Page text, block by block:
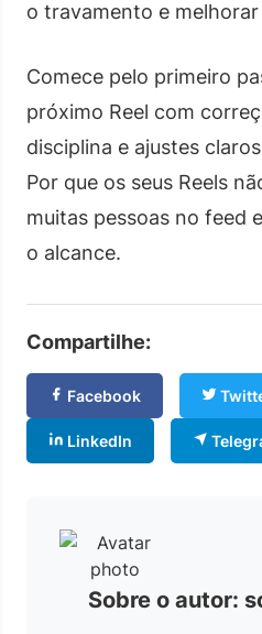
o travamento e
Comece pelo primeiro
próximo Reel com
disciplina e ajustes
Por que os seus Reels
muitas pessoas no feed
o alcance.
Compartilhe:
Facebook
LinkedIn
Sobre o autor: